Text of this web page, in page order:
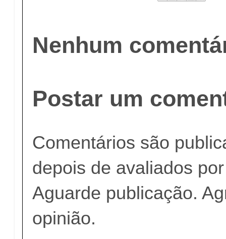
Nenhum
Postar um
Comentários são
depois de avaliados
Aguarde publicação.
opinião.